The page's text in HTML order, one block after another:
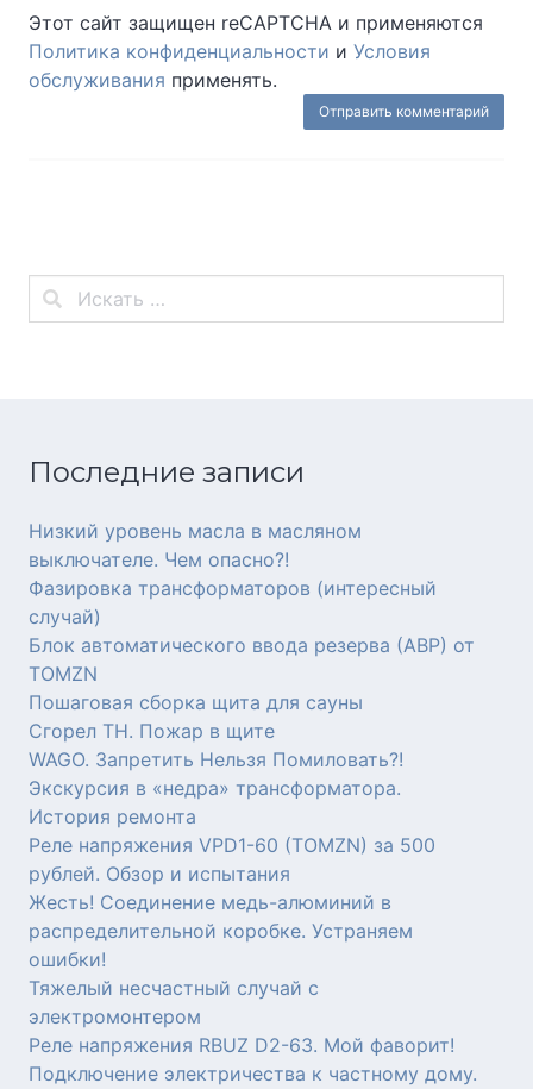
Этот сайт защищен reCAPTCHA и применяются
Политика конфиденциальности и Условия
обслуживания применять.
Последние записи
Низкий уровень масла в масляном
выключателе. Чем опасно?!
Фазировка трансформаторов (интересный
случай)
Блок автоматического ввода резерва (АВР) от
TOMZN
Пошаговая сборка щита для сауны
Сгорел ТН. Пожар в щите
WAGO. Запретить Нельзя Помиловать?!
Экскурсия в «недра» трансформатора.
История ремонта
Реле напряжения VPD1-60 (TOMZN) за 500
рублей. Обзор и испытания
Жесть! Соединение медь-алюминий в
распределительной коробке. Устраняем
ошибки!
Тяжелый несчастный случай с
электромонтером
Реле напряжения RBUZ D2-63. Мой фаворит!
Подключение электричества к частному дому.